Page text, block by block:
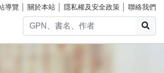
導覽 關於本站 隱私權及安全政策 聯絡我們